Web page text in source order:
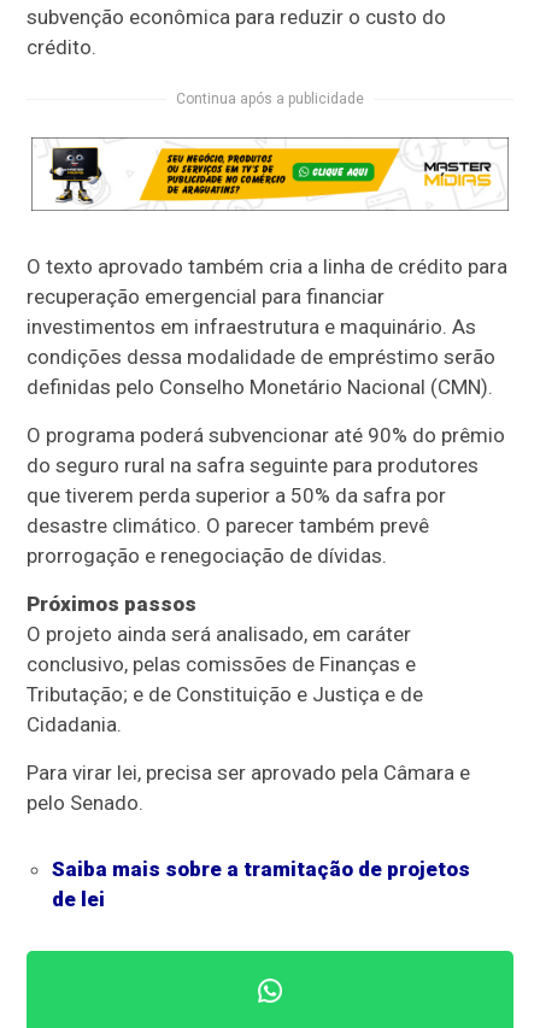
subvenção econômica para reduzir o custo do
crédito.
Continua após a publicidade
O texto aprovado também cria a linha de crédito para
recuperação emergencial para financiar
investimentos em infraestrutura e maquinário. As
condições dessa modalidade de empréstimo serão
definidas pelo Conselho Monetário Nacional (CMN).
O programa poderá subvencionar até 90% do prêmio
do seguro rural na safra seguinte para produtores
que tiverem perda superior a 50% da safra por
desastre climático. O parecer também prevê
prorrogação e renegociação de dívidas.
Próximos passos
O projeto ainda será analisado, em caráter
conclusivo, pelas comissões de Finanças e
Tributação; e de Constituição e Justiça e de
Cidadania.
Para virar lei, precisa ser aprovado pela Câmara e
pelo Senado.
Saiba mais sobre a tramitação de projetos
de lei